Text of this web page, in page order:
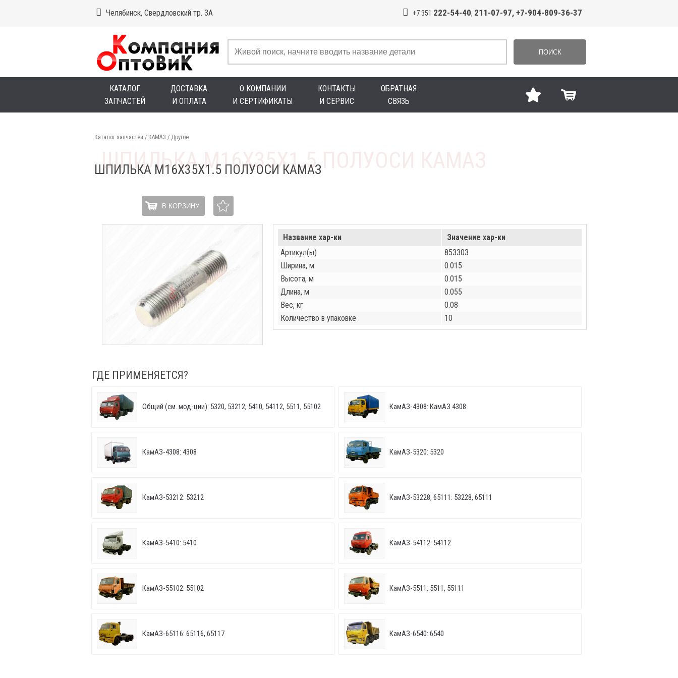
Челябинск, Свердловский тр. 3А +7 351 222-54-40, 211-07-97, +7-904-809-36-37
ПОИСК
КАТАЛОГ
ЗАПЧАСТЕЙ
ДОСТАВКА
И ОПЛАТА
О КОМПАНИИ
И СЕРТИФИКАТЫ
КОНТАКТЫ
И СЕРВИС
ОБРАТНАЯ
СВЯЗЬ
Каталог запчастей / КАМАЗ / Другое
ШПИЛЬКА М16Х35Х1.5 ПОЛУОСИ КАМАЗ
В КОРЗИНУ
Название хар-ки
Значение хар-ки
Артикул(ы)
853303
Ширина, м
0.015
Высота, м
0.015
Длина, м
0.055
Вес, кг
0.08
Количество в упаковке
10
ГДЕ ПРИМЕНЯЕТСЯ?
Общий (см. мод-ции): 5320, 53212, 5410, 54112, 5511, 55102 КамАЗ-4308: КамАЗ 4308
КамАЗ-4308: 4308 КамАЗ-5320: 5320
КамАЗ-53212: 53212 КамАЗ-53228, 65111: 53228, 65111
КамАЗ-5410: 5410 КамАЗ-54112: 54112
КамАЗ-55102: 55102 КамАЗ-5511: 5511, 55111
КамАЗ-65116: 65116, 65117 КамАЗ-6540: 6540